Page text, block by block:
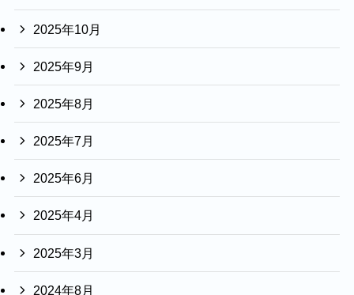
2025年10月
2025年9月
2025年8月
2025年7月
2025年6月
2025年4月
2025年3月
2024年8月